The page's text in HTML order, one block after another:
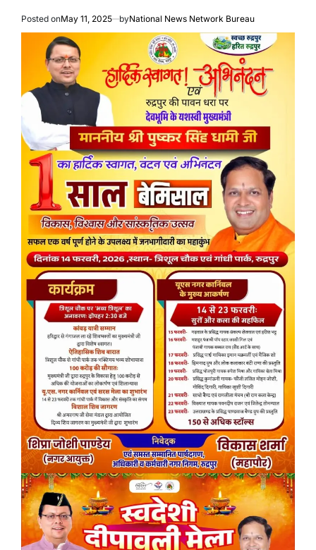
Posted onMay 11, 2025 byNational News Network Bureau